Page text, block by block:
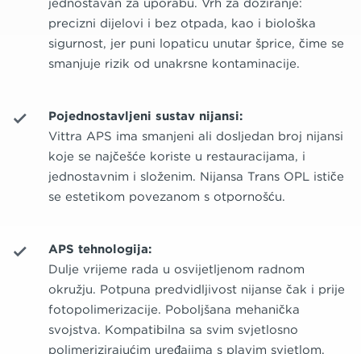
jednostavan za uporabu. Vrh za doziranje:
precizni dijelovi i bez otpada, kao i biološka
sigurnost, jer puni lopaticu unutar šprice, čime se
smanjuje rizik od unakrsne kontaminacije.
Pojednostavljeni sustav nijansi:
Vittra APS ima smanjeni ali dosljedan broj nijansi
koje se najčešće koriste u restauracijama, i
jednostavnim i složenim. Nijansa Trans OPL ističe
se estetikom povezanom s otpornošću.
APS tehnologija:
Dulje vrijeme rada u osvijetljenom radnom
okružju. Potpuna predvidljivost nijanse čak i prije
fotopolimerizacije. Poboljšana mehanička
svojstva. Kompatibilna sa svim svjetlosno
polimerizirajućim uređajima s plavim svjetlom.